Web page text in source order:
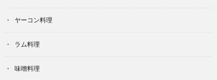
ヤーコン料理
ラム料理
味噌料理